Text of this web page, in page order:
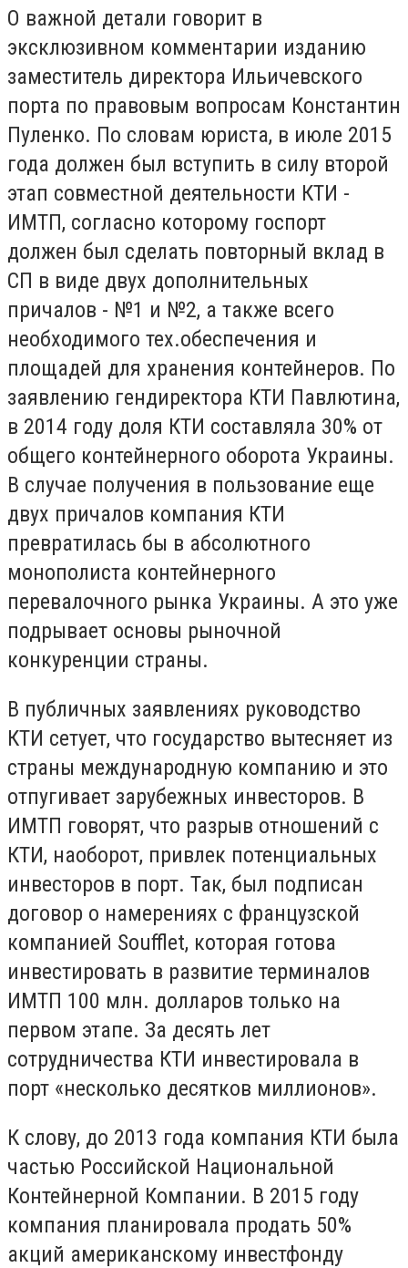
О важной детали говорит в
эксклюзивном комментарии изданию
заместитель директора Ильичевского
порта по правовым вопросам Константин
Пуленко. По словам юриста, в июле 2015
года должен был вступить в силу второй
этап совместной деятельности КТИ -
ИМТП, согласно которому госпорт
должен был сделать повторный вклад в
СП в виде двух дополнительных
причалов - №1 и №2, а также всего
необходимого тех.обеспечения и
площадей для хранения контейнеров. По
заявлению гендиректора КТИ Павлютина,
в 2014 году доля КТИ составляла 30% от
общего контейнерного оборота Украины.
В случае получения в пользование еще
двух причалов компания КТИ
превратилась бы в абсолютного
монополиста контейнерного
перевалочного рынка Украины. А это уже
подрывает основы рыночной
конкуренции страны.
В публичных заявлениях руководство
КТИ сетует, что государство вытесняет из
страны международную компанию и это
отпугивает зарубежных инвесторов. В
ИМТП говорят, что разрыв отношений с
КТИ, наоборот, привлек потенциальных
инвесторов в порт. Так, был подписан
договор о намерениях с французской
компанией Soufflet, которая готова
инвестировать в развитие терминалов
ИМТП 100 млн. долларов только на
первом этапе. За десять лет
сотрудничества КТИ инвестировала в
порт «несколько десятков миллионов».
К слову, до 2013 года компания КТИ была
частью Российской Национальной
Контейнерной Компании. В 2015 году
компания планировала продать 50%
акций американскому инвестфонду